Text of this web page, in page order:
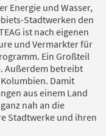
Energie und Wasser,
Stadtwerken den
ist nach eigenen
und Vermarkter für
Ein Großteil
Außerdem betreibt
Damit
aus einem Land
nah an die
Stadtwerke und ihren